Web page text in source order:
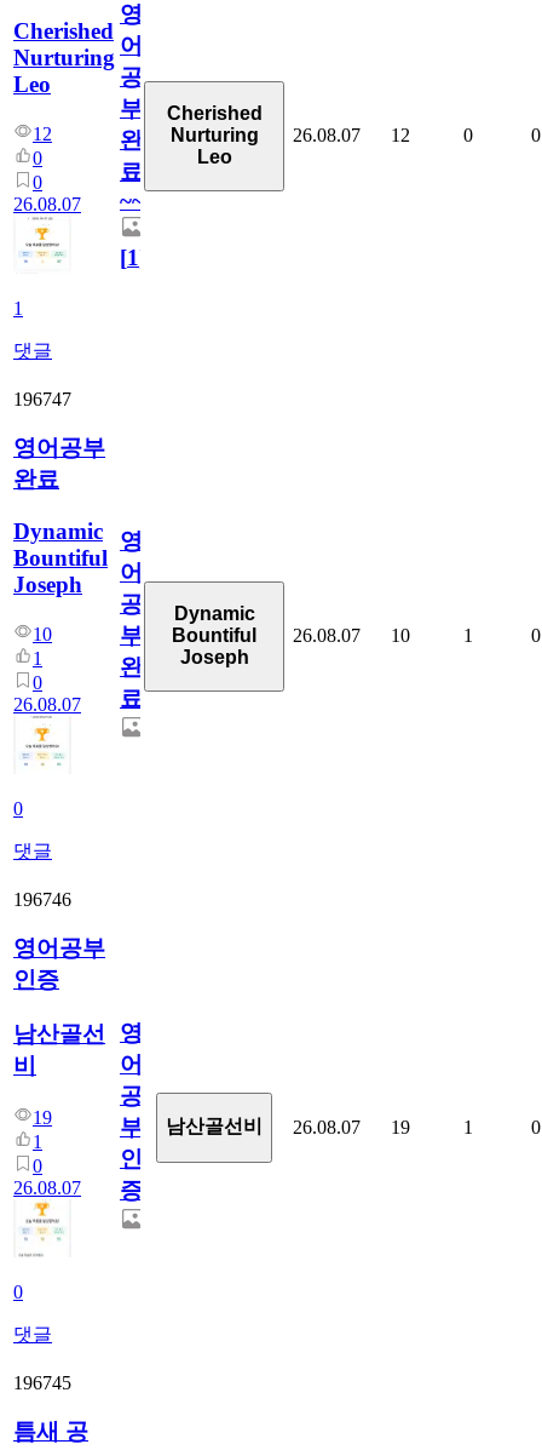
Cherished
Nurturing
Leo
12
0
0
26.08.07
1
댓글
영
어
공
부
완
료
~~
[1]
Cherished
Nurturing
Leo
26.08.07 12 0 0
196747
영어공부
완료
Dynamic
Bountiful
Joseph
10
1
0
26.08.07
0
댓글
영
어
공
부
완
료
Dynamic
Bountiful
Joseph
26.08.07 10 1 0
196746
영어공부
인증
남산골선
비
19
1
0
26.08.07
0
댓글
영
어
공
부
인
증
남산골선비 26.08.07 19 1 0
196745
틈새 공